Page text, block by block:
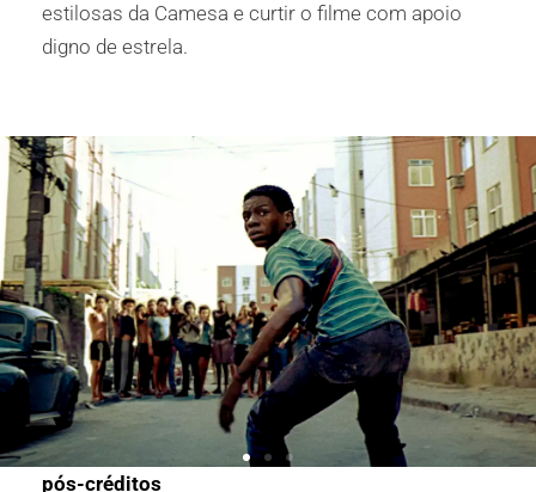
estilosas da Camesa e curtir o filme com apoio
digno de estrela.
Jogo de cama que te convida pra um soninho
pós-créditos